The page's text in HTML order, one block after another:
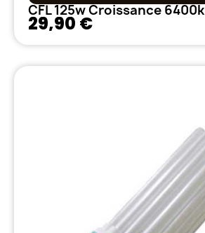
CFL 125w Croissance 6400k
29,90 €